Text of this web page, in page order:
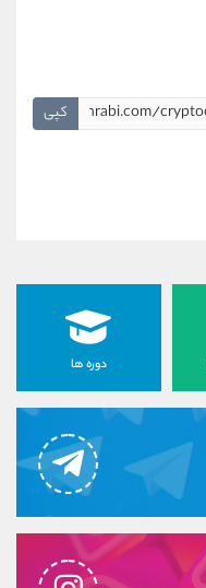
کپی
دوره ها